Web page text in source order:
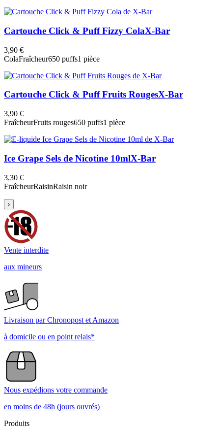
Cartouche Click & Puff Fizzy ColaX-Bar
3,90 €
ColaFraîcheur650 puffs1 pièce
Cartouche Click & Puff Fruits RougesX-Bar
3,90 €
FraîcheurFruits rouges650 puffs1 pièce
Ice Grape Sels de Nicotine 10mlX-Bar
3,30 €
FraîcheurRaisinRaisin noir
›
Vente interdite
aux mineurs
Livraison par Chronopost et Amazon
à domicile ou en point relais*
Nous expédions votre commande
en moins de 48h (jours ouvrés)
Produits